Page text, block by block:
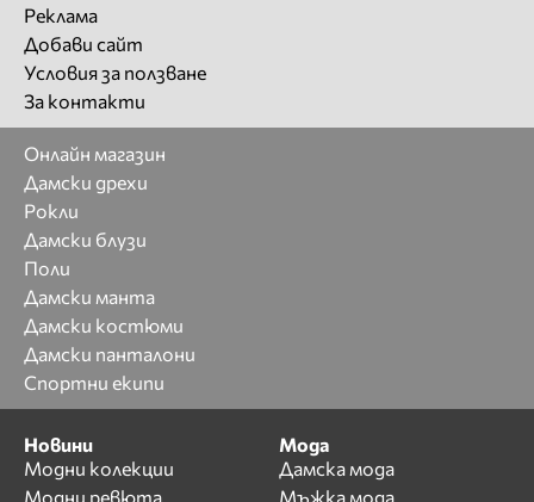
Реклама
Добави сайт
Условия за ползване
За контакти
Онлайн магазин
Дамски дрехи
Рокли
Дамски блузи
Поли
Дамски манта
Дамски костюми
Дамски панталони
Спортни екипи
Новини
Модни колекции
Модни ревюта
Мода
Дамска мода
Мъжка мода